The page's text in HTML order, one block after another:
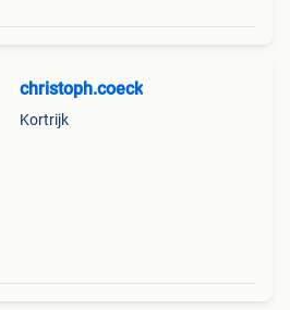
christoph.coeck
Kortrijk